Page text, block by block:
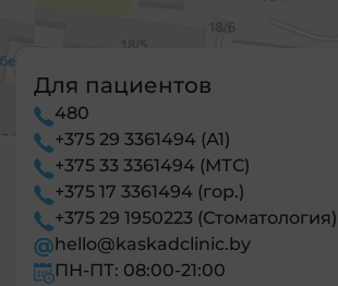
Для пациентов
480
+375 29 3361494 (А1)
+375 33 3361494 (МТС)
+375 17 3361494 (гор.)
+375 29 1950223 (Стоматология)
hello@kaskadclinic.by
ПН-ПТ: 08:00-21:00